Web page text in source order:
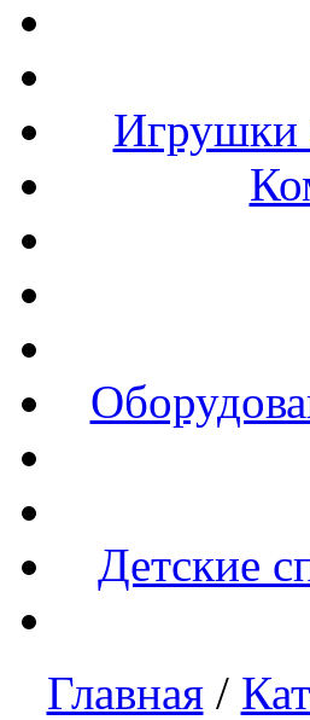
Игрушки
Детские
Главная/